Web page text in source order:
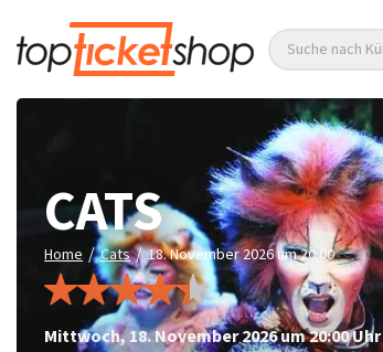
Suche nach
CATS
Home / Cats / 18. November 2026 um 20:00
Mittwoch,18. November 2026 um 20:00Uhr